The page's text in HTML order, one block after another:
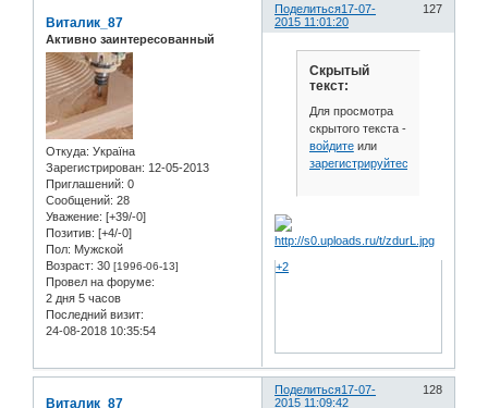
Поделиться 127
17-07-
2015 11:01:20
Виталик_87
Активно заинтересованный
Откуда: Україна
Зарегистрирован: 12-05-2013
Приглашений: 0
Сообщений: 28
Уважение: [+39/-0]
Позитив: [+4/-0]
Пол: Мужской
Возраст: 30 [1996-06-13]
Провел на форуме:
2 дня 5 часов
Последний визит:
24-08-2018 10:35:54
Скрытый
текст:
Для просмотра
скрытого текста -
войдитеили
зарегистрируйтесь
+2
Поделиться 128
17-07-
2015 11:09:42
Виталик_87